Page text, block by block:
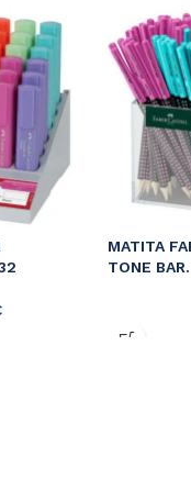
MATITA
TONE